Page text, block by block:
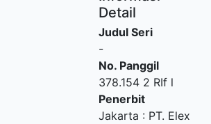
Detail
Judul Seri
-
No. Panggil
378.154 2 RIf l
Penerbit
Jakarta : PT. Elex